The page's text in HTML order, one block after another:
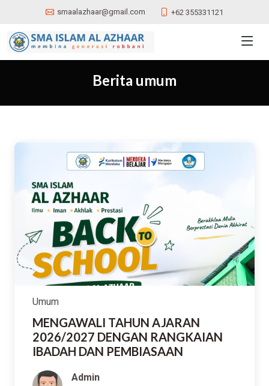
smaalazhaar@gmail.com +62 355331121
Berita umum
Umum
MENGAWALI TAHUN AJARAN
2026/2027 DENGAN RANGKAIAN
IBADAH DAN PEMBIASAAN
Admin